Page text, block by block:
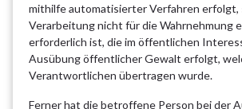
mithilfe automatisierter Verfahren erfolgt,
Verarbeitung nicht für die Wahrnehmung
erforderlich ist, die im öffentlichen
Ausübung öffentlicher Gewalt erfolgt,
Verantwortlichen übertragen wurde.
Ferner hat die betroffene Person bei der